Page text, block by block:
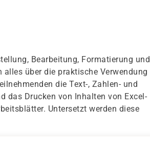
Bearbeitung, Formatierung und
über die praktische Verwendung
die Text-, Zahlen- und
das Drucken von Inhalten von Excel-
Untersetzt werden diese